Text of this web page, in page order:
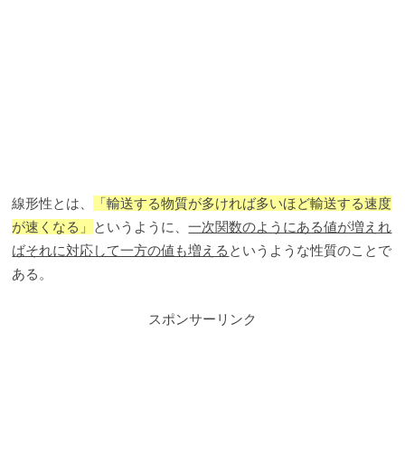
線形性とは、
「輸送する物質が多ければ多いほど輸送する速度
が速くなる」 というように、一次関数のようにある値が増えれ
ばそれに対応して一方の値も増える というような性質のことで
ある。
スポンサーリンク